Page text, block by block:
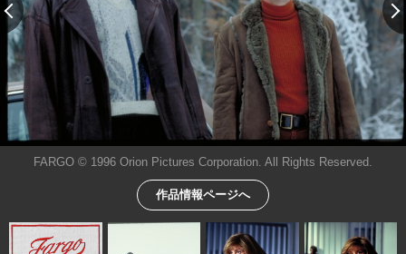
FARGO © 1996 Orion Pictures Corporation. All Rights Reserved.
作品情報ページへ